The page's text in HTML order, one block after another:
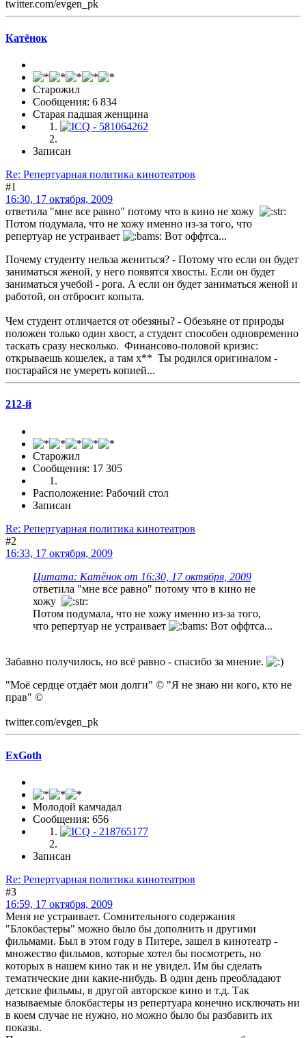
twitter.com/evgen_pk
Катёнок
Старожил
Сообщения: 6 834
Старая падшая женщина
Записан
Re: Репертуарная политика кинотеатров
#1
16:30, 17 октября, 2009
ответила "мне все равно" потому что в кино не хожу
Потом подумала, что не хожу именно из-за того, что
репертуар не устраивает
Вот оффтса...
Почему студенту нельза жениться? - Потому что если он будет
заниматься женой, у него появятся хвосты. Если он будет
заниматься учебой - рога. А если он будет заниматься женой и
работой, он отбросит копыта.
Чем студент отличается от обезяны? - Обезьяне от природы
положен только один хвост, а студент способен одновременно
таскать сразу несколько. Финансово-половой кризис:
открываешь кошелек, а там х** Ты родился оригиналом -
постарайся не умереть копией...
212-й
Старожил
Сообщения: 17 305
Расположение: Рабочий стол
Записан
Re: Репертуарная политика кинотеатров
#2
16:33, 17 октября, 2009
Цитата: Катёнок от 16:30, 17 октября, 2009
ответила "мне все равно" потому что в кино не
хожу
Потом подумала, что не хожу именно из-за того,
что репертуар не устраивает
Вот оффтса...
Забавно получилось, но всё равно - спасибо за мнение.
"Моё сердце отдаёт мои долги" © "Я не знаю ни кого, кто не
прав" ©
twitter.com/evgen_pk
ExGoth
Молодой камчадал
Сообщения: 656
Записан
Re: Репертуарная политика кинотеатров
#3
16:59, 17 октября, 2009
Меня не устраивает. Сомнительного содержания
"Блокбастеры" можно было бы дополнить и другими
фильмами. Был в этом году в Питере, зашел в кинотеатр -
множество фильмов, которые хотел бы посмотреть, но
которых в нашем кино так и не увидел. Им бы сделать
тематические дни какие-нибудь. В один день преобладают
детские фильмы, в другой авторское кино и т.д. Так
называемые блокбастеры из репертуара конечно исключать ни
в коем случае не нужно, но можно было бы разбавить их
показы.